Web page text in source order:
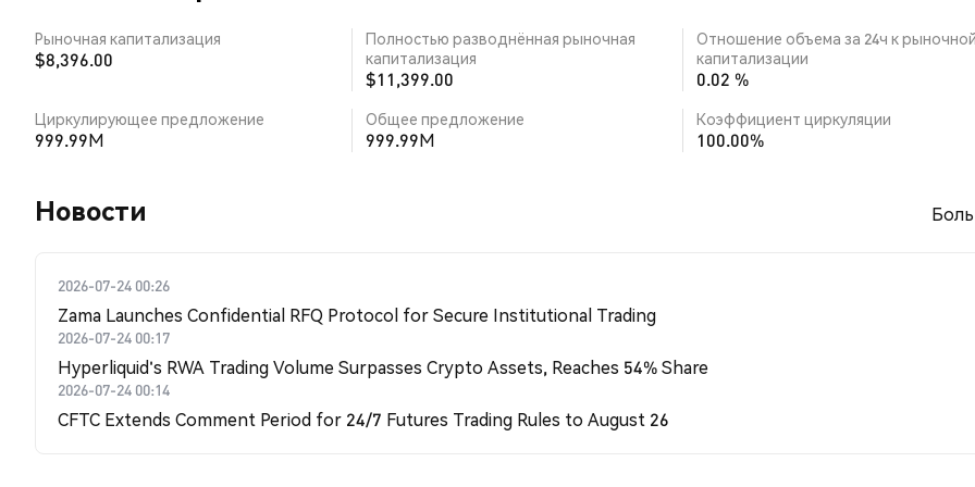
Рыночная капитализация
$8,396.00
Полностью разводнённая рыночная
капитализация
$11,399.00
Отношение объема за 24ч к
капитализации
0.02 %
Циркулирующее предложение
999.99M
Общее предложение
999.99M
Коэффициент циркуляции
100.00%
Новости
2026-07-24 00:26
Zama Launches Confidential RFQ Protocol for Secure Institutional Trading
2026-07-24 00:17
Hyperliquid's RWA Trading Volume Surpasses Crypto Assets, Reaches 54% Share
2026-07-24 00:14
CFTC Extends Comment Period for 24/7 Futures Trading Rules to August 26